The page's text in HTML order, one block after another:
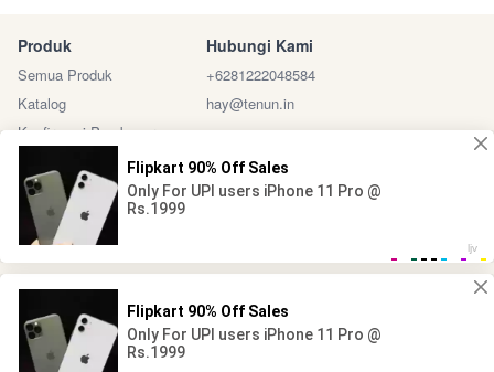
Produk
Semua Produk
Katalog
Konfirmasi Pembayaran
Hubungi Kami
+6281222048584
hay@tenun.in
Sosial Media Marketplace
@ 2024 - Tenun Indonesia